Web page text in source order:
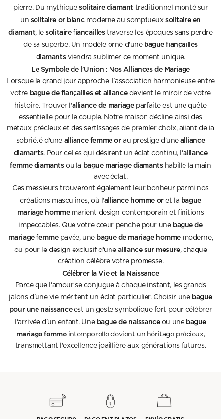
pierre. Du mythiquesolitaire diamant traditionnel monté sur
un solitaire or blancmoderne au somptueux solitaire en
diamant, lesolitaire fiancaillestraverse les époques sans perdre
de sa superbe. Un modèle orné d'une bague fiançailles
diamantsviendra sublimer ce moment unique.
Le Symbole de l'Union : Nos Alliances de Mariage
Lorsque le grand jour approche, l'association harmonieuse entre
votre bague de fiançailles et alliancedevient le miroir de votre
histoire. Trouver l'alliance de mariageparfaite est une quête
essentielle pour le couple. Notre maison décline ainsi des
métaux précieux et des sertissages de premier choix, allant de la
sobriété d'une alliance femme orau prestige d'unealliance
diamants. Pour celles qui désirent un éclat continu, l'alliance
femme diamantsou la bague mariage diamantshabille la main
avec éclat.
Ces messieurs trouveront également leur bonheur parmi nos
créations masculines, où l'alliance homme oret la bague
mariage hommemarient design contemporain et finitions
impeccables. Que votre cœur penche pour une bague de
mariage femmepavée, une bague de mariage homme moderne,
ou pour le design exclusif d'une alliance sur mesure, chaque
création célèbre votre promesse.
Célébrer la Vie et la Naissance
Parce que l'amour se conjugue à chaque instant, les grands
jalons d'une vie méritent un éclat particulier. Choisir une bague
pour une naissanceest un geste symbolique fort pour célébrer
l'arrivée d'un enfant. Une bague de naissanceou une bague
mariage femmeintemporelle devient un héritage précieux,
transmettant l'excellence joaillière aux générations futures.